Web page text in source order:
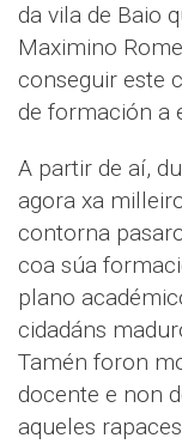
da vila de Baio
Maximino
conseguir este
de formación a
A partir de aí,
agora xa
contorna
coa súa
plano
cidadáns
Tamén foron
docente e non
aqueles